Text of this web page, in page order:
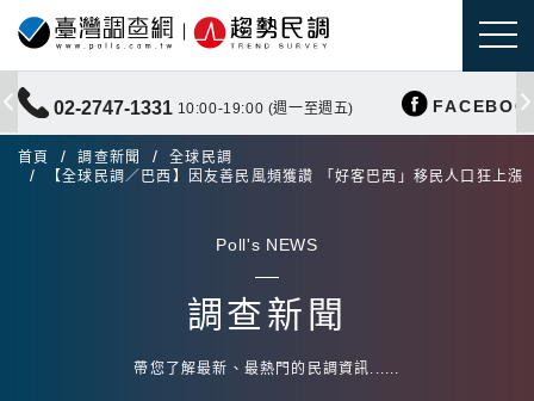
02-2747-1331 10:00-19:00 (週一至週五)
首頁 調查新聞
全球民調
【全球民調／巴西】因友善民風頻獲讚 「好客巴西」移民人口狂上漲
Poll's NEWS
調查新聞
帶您了解最新、最熱門的民調資訊......